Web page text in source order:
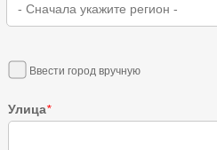
- Сначала укажите регион -
Ввести город вручную
Улица*